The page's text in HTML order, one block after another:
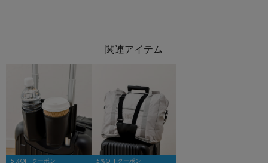
5％OFFクーポン 5％OFFクーポン